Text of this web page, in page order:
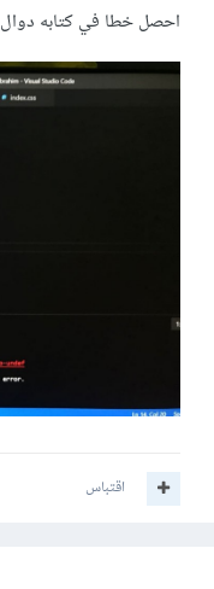
احصل خطا في كتابه دوال react لماذا ؟
اقتباس